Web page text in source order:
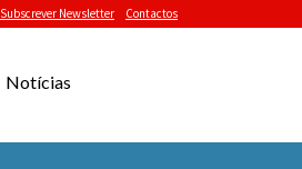
Subscrever Newsletter Contactos
Notícias